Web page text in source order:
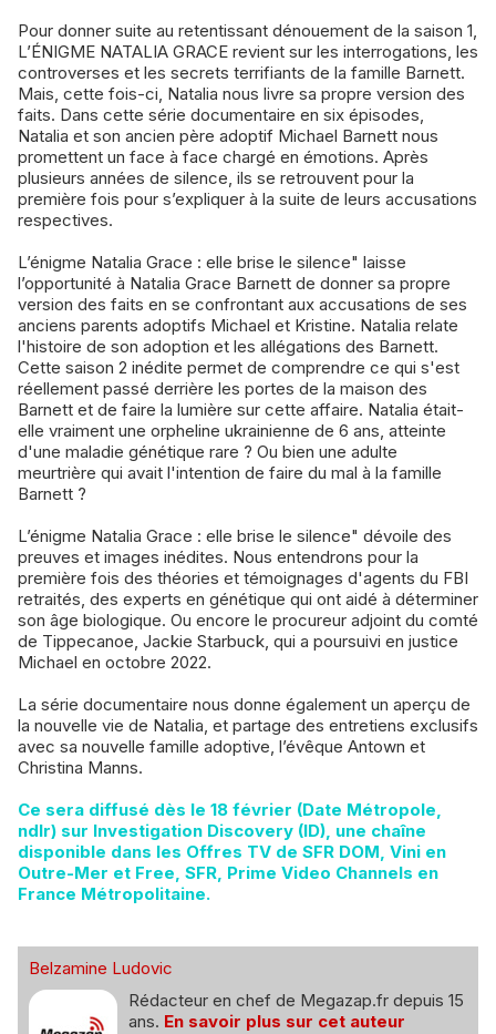
Pour donner suite au retentissant dénouement de la saison 1,
L’ÉNIGME NATALIA GRACE revient sur les interrogations, les
controverses et les secrets terrifiants de la famille Barnett.
Mais, cette fois-ci, Natalia nous livre sa propre version des
faits. Dans cette série documentaire en six épisodes,
Natalia et son ancien père adoptif Michael Barnett nous
promettent un face à face chargé en émotions. Après
plusieurs années de silence, ils se retrouvent pour la
première fois pour s’expliquer à la suite de leurs accusations
respectives.
L’énigme Natalia Grace : elle brise le silence" laisse
l’opportunité à Natalia Grace Barnett de donner sa propre
version des faits en se confrontant aux accusations de ses
anciens parents adoptifs Michael et Kristine. Natalia relate
l'histoire de son adoption et les allégations des Barnett.
Cette saison 2 inédite permet de comprendre ce qui s'est
réellement passé derrière les portes de la maison des
Barnett et de faire la lumière sur cette affaire. Natalia était-
elle vraiment une orpheline ukrainienne de 6 ans, atteinte
d'une maladie génétique rare ? Ou bien une adulte
meurtrière qui avait l'intention de faire du mal à la famille
Barnett ?
L’énigme Natalia Grace : elle brise le silence" dévoile des
preuves et images inédites. Nous entendrons pour la
première fois des théories et témoignages d'agents du FBI
retraités, des experts en génétique qui ont aidé à déterminer
son âge biologique. Ou encore le procureur adjoint du comté
de Tippecanoe, Jackie Starbuck, qui a poursuivi en justice
Michael en octobre 2022.
La série documentaire nous donne également un aperçu de
la nouvelle vie de Natalia, et partage des entretiens exclusifs
avec sa nouvelle famille adoptive, l’évêque Antown et
Christina Manns.
Ce sera diffusé dès le 18 février (Date Métropole,
ndlr) sur Investigation Discovery (ID), une chaîne
disponible dans les Offres TV de SFR DOM, Vini en
Outre-Mer et Free, SFR, Prime Video Channels en
France Métropolitaine.
Belzamine Ludovic
Rédacteur en chef de Megazap.fr depuis 15
ans. En savoir plus sur cet auteur